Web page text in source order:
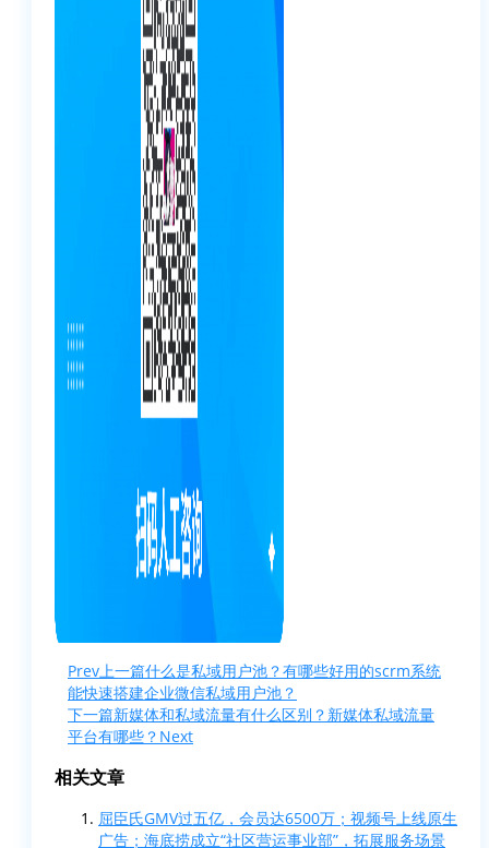
Prev上一篇什么是私域用户池？有哪些好用的scrm系统
能快速搭建企业微信私域用户池？
下一篇新媒体和私域流量有什么区别？新媒体私域流量
平台有哪些？ Next
相关文章
屈臣氏GMV过五亿，会员达6500万；视频号上线原生
广告；海底捞成立“社区营运事业部”，拓展服务场景